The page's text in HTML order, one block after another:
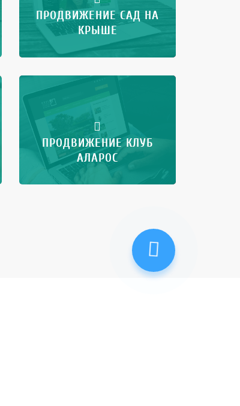
ПРОДВИЖЕНИЕ САД НА
КРЫШЕ
ПРОДВИЖЕНИЕ КЛУБ
АЛАРОС